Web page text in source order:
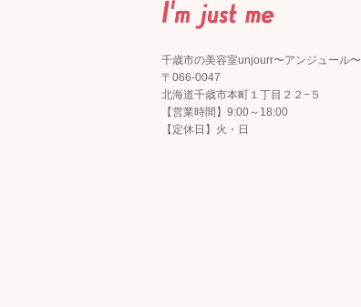
千歳市の美容室unjourr〜アンジュール〜
〒066-0047
北海道千歳市本町１丁目２２−５
【営業時間】9:00～18:00
【定休日】火・日